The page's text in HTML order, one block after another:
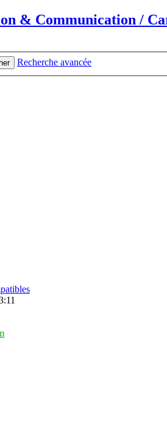
& Communication /
Recherche avancée